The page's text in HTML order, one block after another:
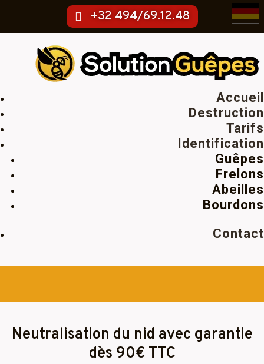
+32 494/69.12.48
Accueil
Destruction
Tarifs
Identification
Guêpes
Frelons
Abeilles
Bourdons
Contact
Neutralisation du nid avec garantie
dès 90€ TTC